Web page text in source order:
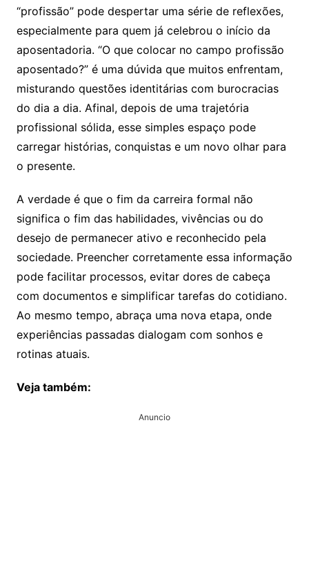
“profissão” pode despertar uma série de reflexões,
especialmente para quem já celebrou o início da
aposentadoria. “O que colocar no campo profissão
aposentado?” é uma dúvida que muitos enfrentam,
misturando questões identitárias com burocracias
do dia a dia. Afinal, depois de uma trajetória
profissional sólida, esse simples espaço pode
carregar histórias, conquistas e um novo olhar para
o presente.
A verdade é que o fim da carreira formal não
significa o fim das habilidades, vivências ou do
desejo de permanecer ativo e reconhecido pela
sociedade. Preencher corretamente essa informação
pode facilitar processos, evitar dores de cabeça
com documentos e simplificar tarefas do cotidiano.
Ao mesmo tempo, abraça uma nova etapa, onde
experiências passadas dialogam com sonhos e
rotinas atuais.
Veja também:
Anuncio